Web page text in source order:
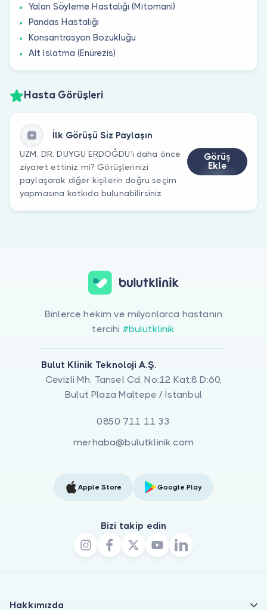
Yalan Söyleme Hastalığı (Mitomani)
Pandas Hastalığı
Konsantrasyon Bozukluğu
Alt Islatma (Enürezis)
Hasta Görüşleri
İlk Görüşü Siz Paylaşın
UZM. DR. DUYGU ERDOĞDU’ı daha önce
ziyaret ettiniz mi? Görüşlerinizi
paylaşarak diğer kişilerin doğru seçim
yapmasına katkıda bulunabilirsiniz.
Görüş
Ekle
Binlerce hekim ve milyonlarca hastanın
tercihi #bulutklinik
Bulut Klinik Teknoloji A.Ş.
Cevizli Mh. Tansel Cd. No:12 Kat:8 D:60,
Bulut Plaza Maltepe / İstanbul
0850 711 11 33
merhaba@bulutklinik.com
Apple Store Google Play
Bizi takip edin
Hakkımızda